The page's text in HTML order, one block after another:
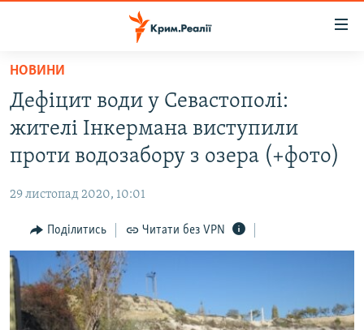
Перейти
основного
матеріалу
до
основної
Перейти
до
пошуку
НОВИНИ
ВОДА.КРИМ
БЛОГИ
ПОГЛЯД
ІНТЕРВ'Ю
ВСЕ ЗА ДЕНЬ
СПЕЦПРОЕКТИ
НОВИНИ
Дефіцит води у Севастополі:
жителі Інкермана виступили
проти водозабору з озера (+фото)
29 листопад 2020, 10:01
Поділитись Читати без VPN